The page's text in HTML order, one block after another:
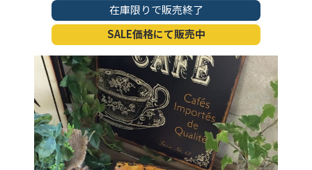
在庫限りで販売終了
SALE価格にて販売中